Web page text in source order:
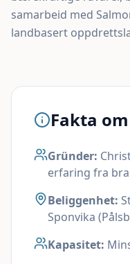
samarbeid med
landbasert
Fakta
Gründer:
erfaring fra
Beliggenhet:
Sponvika
Kapasitet: